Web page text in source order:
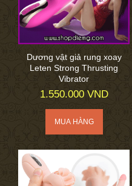
Dương vật giả rung xoay
Leten Strong Thrusting
Vibrator
1.550.000 VND